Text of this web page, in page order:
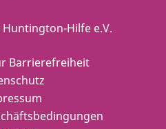
Hilfe e.V.
Barrierefreiheit